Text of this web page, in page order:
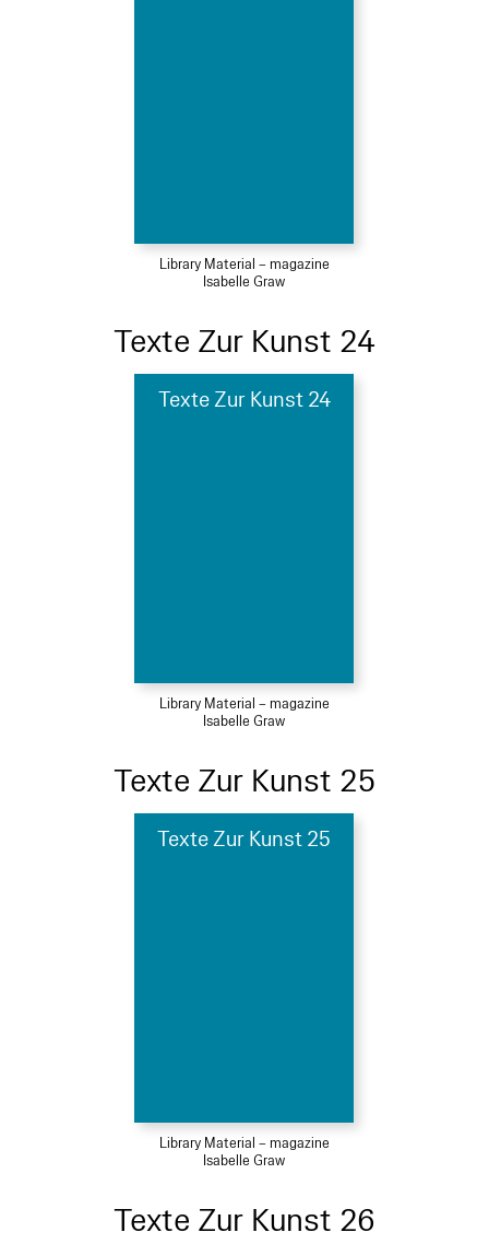
Library Material – magazine
Isabelle Graw
Texte Zur Kunst 24
Texte Zur Kunst 24
Library Material – magazine
Isabelle Graw
Texte Zur Kunst 25
Texte Zur Kunst 25
Library Material – magazine
Isabelle Graw
Texte Zur Kunst 26